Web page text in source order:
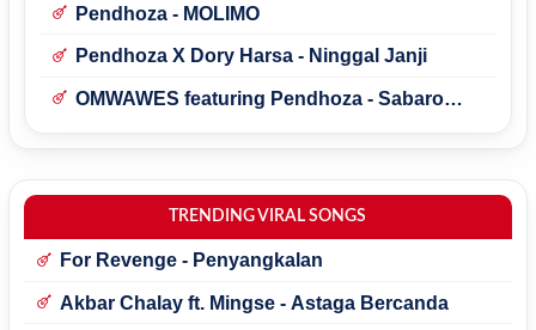
Pendhoza - MOLIMO
Pendhoza X Dory Harsa - Ninggal Janji
OMWAWES featuring Pendhoza - Sabaro
TRENDING VIRAL SONGS
For Revenge - Penyangkalan
Akbar Chalay ft. Mingse - Astaga Bercanda